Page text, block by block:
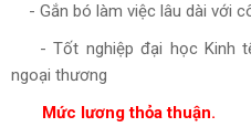
- Gắn bó làm việc lâu dài với
- Tốt nghiệp đại học Kinh
ngoại thương
Mức lương thỏa thuận.